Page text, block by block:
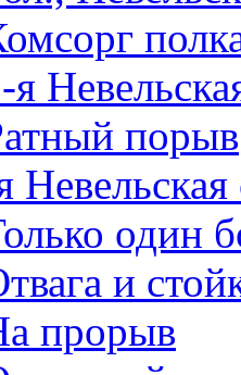
я
порыв
Невельская
один
и
прорыв